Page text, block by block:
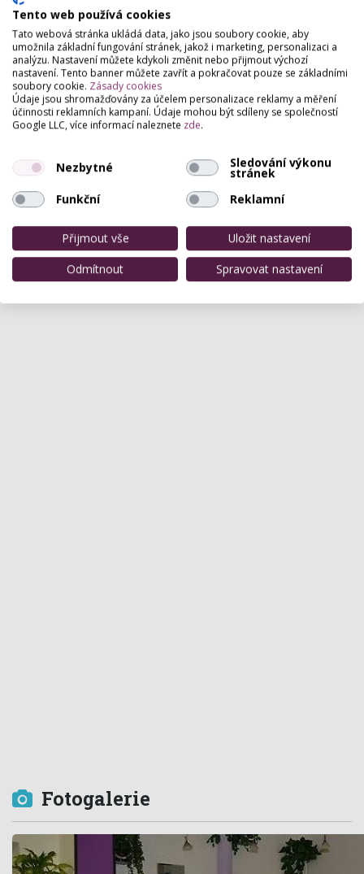
Fotogalerie
Tento web používá cookies
Tato webová stránka ukládá data, jako jsou soubory cookie, aby
umožnila základní fungování stránek, jakož i marketing, personalizaci a
analýzu. Nastavení můžete kdykoli změnit nebo přijmout výchozí
nastavení. Tento banner můžete zavřít a pokračovat pouze se základními
soubory cookie. Zásady cookies
Údaje jsou shromažďovány za účelem personalizace reklamy a měření
účinnosti reklamních kampaní. Údaje mohou být sdíleny se společností
Google LLC, více informací naleznete zde.
Nezbytné Sledování výkonu
stránek
Funkční
Reklamní
Přijmout vše
Uložit nastavení
Odmítnout
Spravovat nastavení